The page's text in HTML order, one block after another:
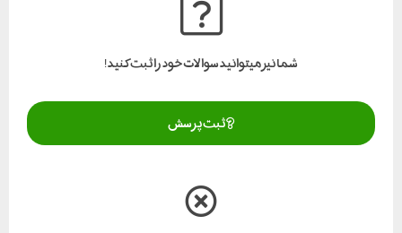
شما نیز میتوانید سوالات خود را ثبت کنید!
ثبت پرسش